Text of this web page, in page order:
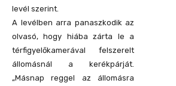
levél szerint.
A levélben arra panaszkodik az
olvasó, hogy hiába zárta le a
térfigyelőkamerával felszerelt
állomásnál a kerékpárját.
„Másnap reggel az állomásra